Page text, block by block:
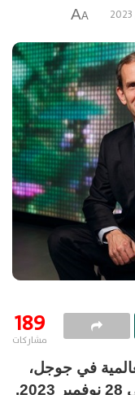
A
A
189
مشاركات
في جوجل،
في 28 نوفمبر 2023.